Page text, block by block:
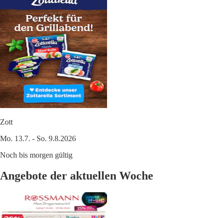
Zott
Mo. 13.7. - So. 9.8.2026
Noch bis morgen gültig
Angebote der aktuellen Woche